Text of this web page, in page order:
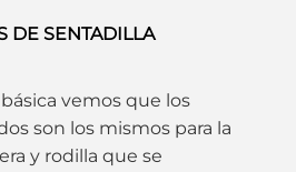
DE SENTADILLA
vemos que los
son los mismos para la
y rodilla que se